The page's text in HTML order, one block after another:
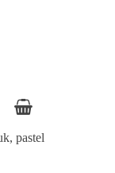
pastel